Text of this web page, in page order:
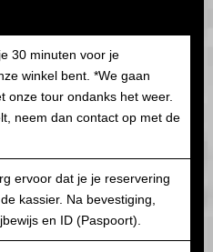
30 minuten voor je
winkel bent. *We gaan
onze tour ondanks het weer.
neem dan contact op met de
ervoor dat je je reservering
kassier. Na bevestiging,
en ID (Paspoort).